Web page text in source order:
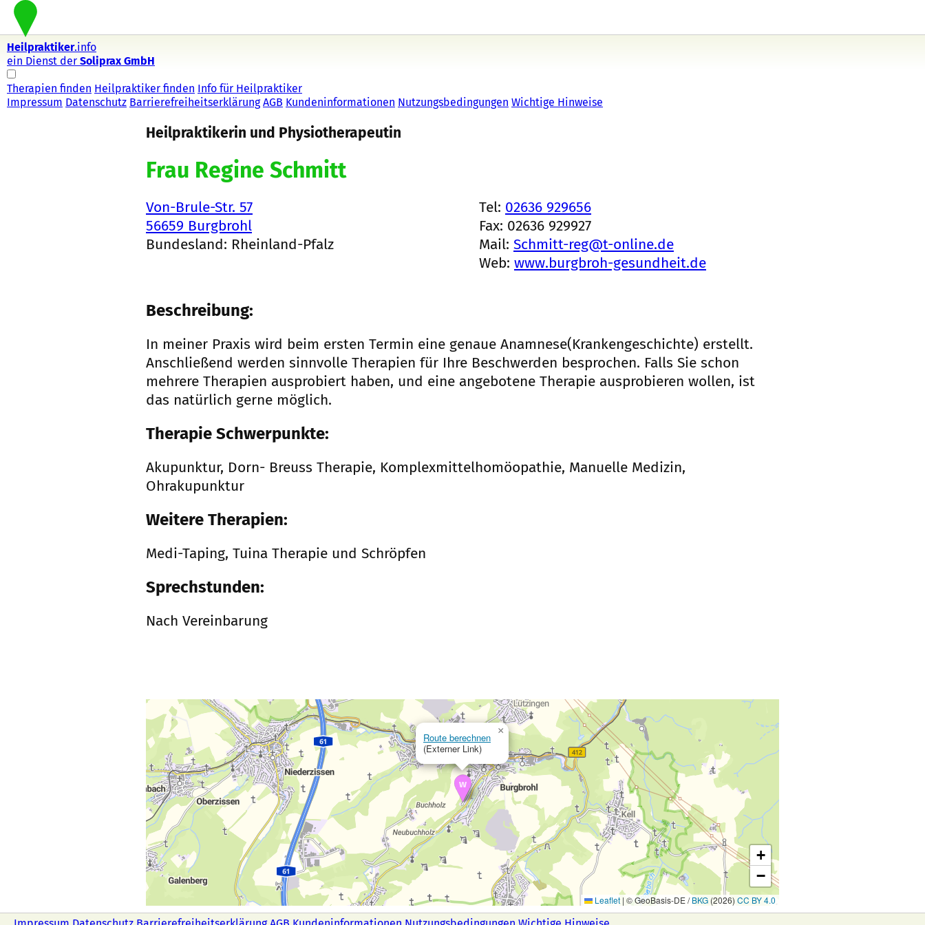
Heilpraktiker.info
ein Dienst der Soliprax GmbH
Therapien finden Heilpraktiker finden Info für Heilpraktiker
Impressum Datenschutz Barrierefreiheitserklärung AGB Kundeninformationen Nutzungsbedingungen Wichtige Hinweise
Heilpraktikerin und Physiotherapeutin
Frau Regine Schmitt
Von-Brule-Str. 57
56659 Burgbrohl
Bundesland: Rheinland-Pfalz
Tel: 02636 929656
Fax: 02636 929927
Mail: Schmitt-reg@t-online.de
Web: www.burgbroh-gesundheit.de
Beschreibung:
In meiner Praxis wird beim ersten Termin eine genaue Anamnese(Krankengeschichte) erstellt.
Anschließend werden sinnvolle Therapien für Ihre Beschwerden besprochen. Falls Sie schon
mehrere Therapien ausprobiert haben, und eine angebotene Therapie ausprobieren wollen, ist
das natürlich gerne möglich.
Therapie Schwerpunkte:
Akupunktur, Dorn- Breuss Therapie, Komplexmittelhomöopathie, Manuelle Medizin,
Ohrakupunktur
Weitere Therapien:
Medi-Taping, Tuina Therapie und Schröpfen
Sprechstunden:
Nach Vereinbarung
Route berechnen
(Externer Link)
×
+
−
Leaflet | © GeoBasis-DE /BKG (2026) CC BY 4.0